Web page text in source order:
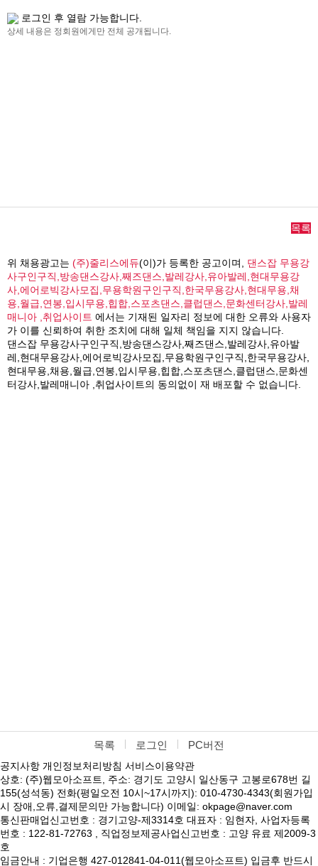
로그인 후 열람 가능합니다.
상세 내용은 정회원에게만 전체 공개됩니다.
목록
위 채용광고는 (주)줄리스에듀(이)가 등록한 공고이며, 댄스잡 무용강
사구인구직,방송댄스강사,째즈댄스,발레강사,유아발레,현대무용강
사,에어로빅강사모집,무용학원구인구직,한국무용강사,현대무용,채
용,월급,연봉,입시무용,힙합,스포츠댄스,클럽댄스,문화센터강사,발레
매니아 ,취업사이트 에서는 기재된 일자리 정보에 대한 오류와 사용자
가 이를 신뢰하여 취한 조치에 대해 일체 책임을 지지 않습니다.
댄스잡 무용강사구인구직,방송댄스강사,째즈댄스,발레강사,유아발
레,현대무용강사,에어로빅강사모집,무용학원구인구직,한국무용강사,
현대무용,채용,월급,연봉,입시무용,힙합,스포츠댄스,클럽댄스,문화센
터강사,발레매니아 ,취업사이트의 동의없이 재 배포할 수 없습니다.
목록 로그인 PC버전
공지사항 개인정보처리방침 서비스이용약관
상호: (주)웹모아소프트, 주소: 경기도 고양시 일산동구 고봉로678번 길
155(성석동) 전화(평일오전 10시~17시까지): 010-4730-4343(회원가입
시 장애,오류,결제문의만 가능합니다) 이메일: okpage@naver.com
통신판매업신고번호 : 경기고양-제3314호 대표자 : 임현자, 사업자등록
번호 : 122-81-72763 , 직업정보제공사업신고번호 : 고양 유료 제2009-3
호
임금안내 : 기업은행 427-012841-04-011(웹모아소프트) 입금후 반드시